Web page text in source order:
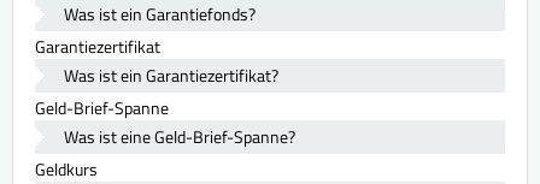
Was ist ein Garantiefonds?
Garantiezertifikat
Was ist ein Garantiezertifikat?
Geld-Brief-Spanne
Was ist eine Geld-Brief-Spanne?
Geldkurs